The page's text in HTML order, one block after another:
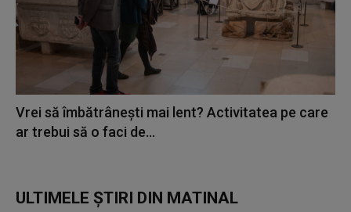
Vrei să îmbătrânești mai lent? Activitatea pe care
ar trebui să o faci de...
ULTIMELE ȘTIRI DIN MATINAL